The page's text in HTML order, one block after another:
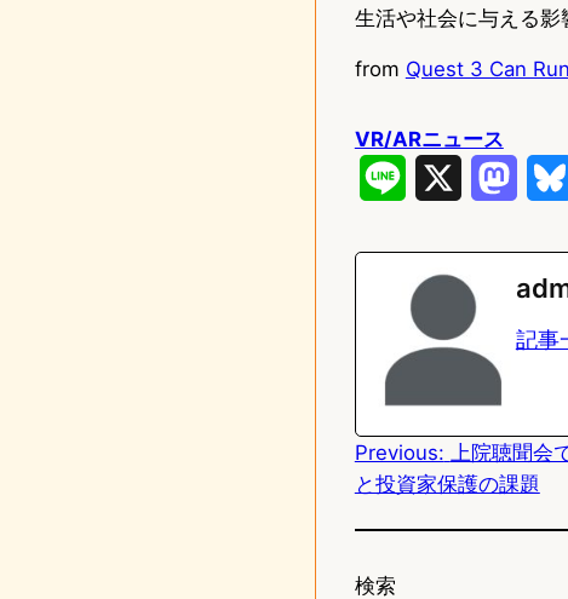
生活や社会に与える影
from Quest 3 Can
VR/ARニュース
e
o
n
記事
Previous: 上院聴聞会
と投資家保護の課題
検索